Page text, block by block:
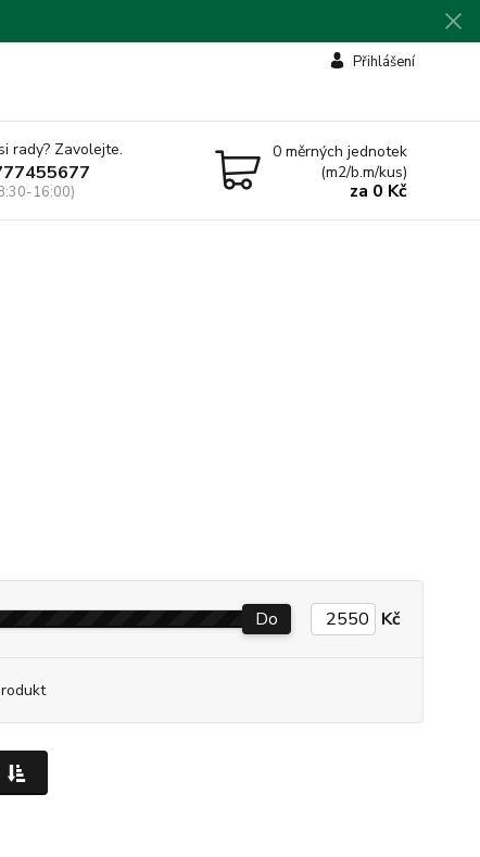
Přihlášení
rady? Zavolejte.
16:00)
0 měrných jednotek
(m2/b.m/kus)
za 0 Kč
Do Kč